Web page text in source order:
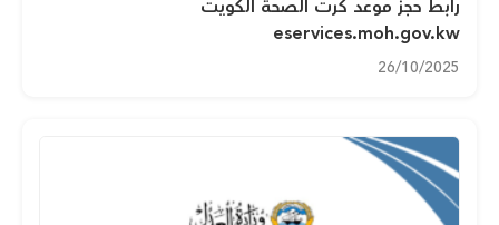
رابط حجز موعد كرت الصحة الكويت
eservices.moh.gov.kw
26/10/2025